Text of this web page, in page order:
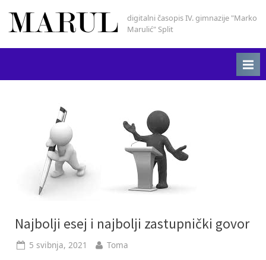
content
Marul
digitalni časopis IV. gimnazije "Marko
Marulić" Split
Najbolji esej i najbolji zastupnički govor
Posted
5 svibnja, 2021 By
Toma